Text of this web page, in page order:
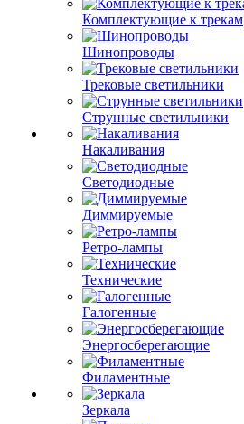
Комплектующие к трекам
Шинопроводы
Трековые светильники
Струнные светильники
Накаливания
Светодиодные
Диммируемые
Ретро-лампы
Технические
Галогенные
Энергосберегающие
Филаментные
Зеркала